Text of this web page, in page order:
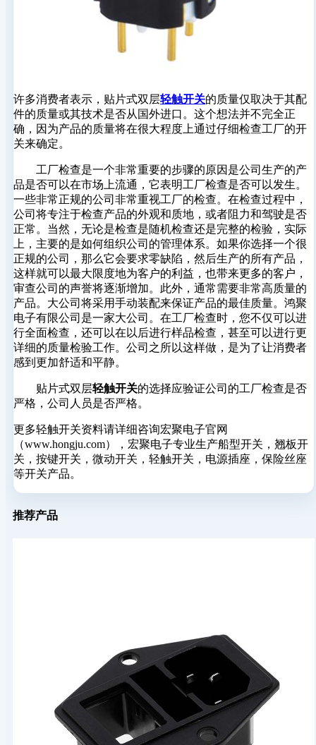
许多消费者表示，贴片式双层轻触开关的质量仅取决于其配
件的质量或其技术是否从国外进口。这个想法并不完全正
确，因为产品的质量将在很大程度上通过仔细检查工厂的开
关来确定。
工厂检查是一个非常重要的步骤的原因是公司生产的产
品是否可以在市场上流通，它表明工厂检查是否可以发生。
一些非常正规的公司非常重视工厂的检查。在检查过程中，
公司将专注于检查产品的外观和质地，或者阻力和驾驶是否
正常。当然，无论是检查是随机检查还是完整的检验，实际
上，主要的是如何组织公司的管理体系。如果你选择一个很
正规的公司，那么它会要求零缺陷，然后生产的所有产品，
这样就可以最大限度地为客户的利益，也带来更多的客户，
审查公司的声誉将逐渐增加。此外，通常需要非常高质量的
产品。大公司将采用手动装配来保证产品的最佳质量。鸿聚
电子有限公司是一家大公司。在工厂检查时，您不仅可以进
行全面检查，还可以在以后进行样品检查，甚至可以进行更
详细的质量检验工作。公司之所以这样做，是为了让消费者
感到更加舒适和平静。
贴片式双层轻触开关的选择应验证公司的工厂检查是否
严格，公司人员是否严格。
更多轻触开关资料请详细咨询宏聚电子官网
（www.hongju.com），宏聚电子专业生产船型开关，翘板开
关，按键开关，微动开关，轻触开关，电源插座，保险丝座
等开关产品。
推荐产品